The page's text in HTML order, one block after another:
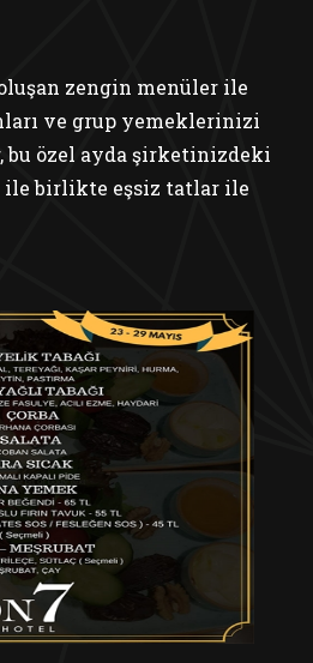
zengin menüler ile
ve grup yemeklerinizi
bu özel ayda şirketinizdeki
ile birlikte eşsiz tatlar ile